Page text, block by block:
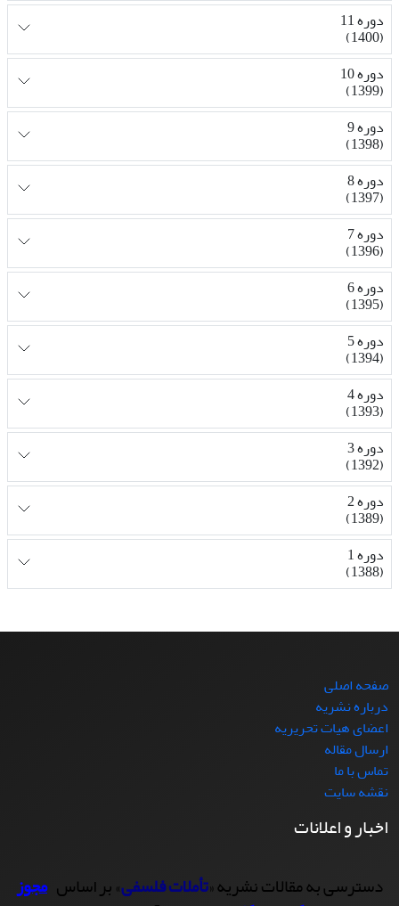
دوره 11
(1400)
دوره 10
(1399)
دوره 9
(1398)
دوره 8
(1397)
دوره 7
(1396)
دوره 6
(1395)
دوره 5
(1394)
دوره 4
(1393)
دوره 3
(1392)
دوره 2
(1389)
دوره 1
(1388)
صفحه اصلی
درباره نشریه
اعضای هیات تحریریه
ارسال مقاله
تماس با ما
نقشه سایت
اخبار و اعلانات
دسترسی به مقالات نشریه «تأملات فلسفی» بر اساس مجوز